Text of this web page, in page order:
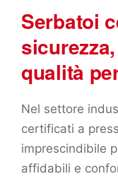
Serbatoi
qualità
Nel settore
certificati a
imprescindibile
affidabili e